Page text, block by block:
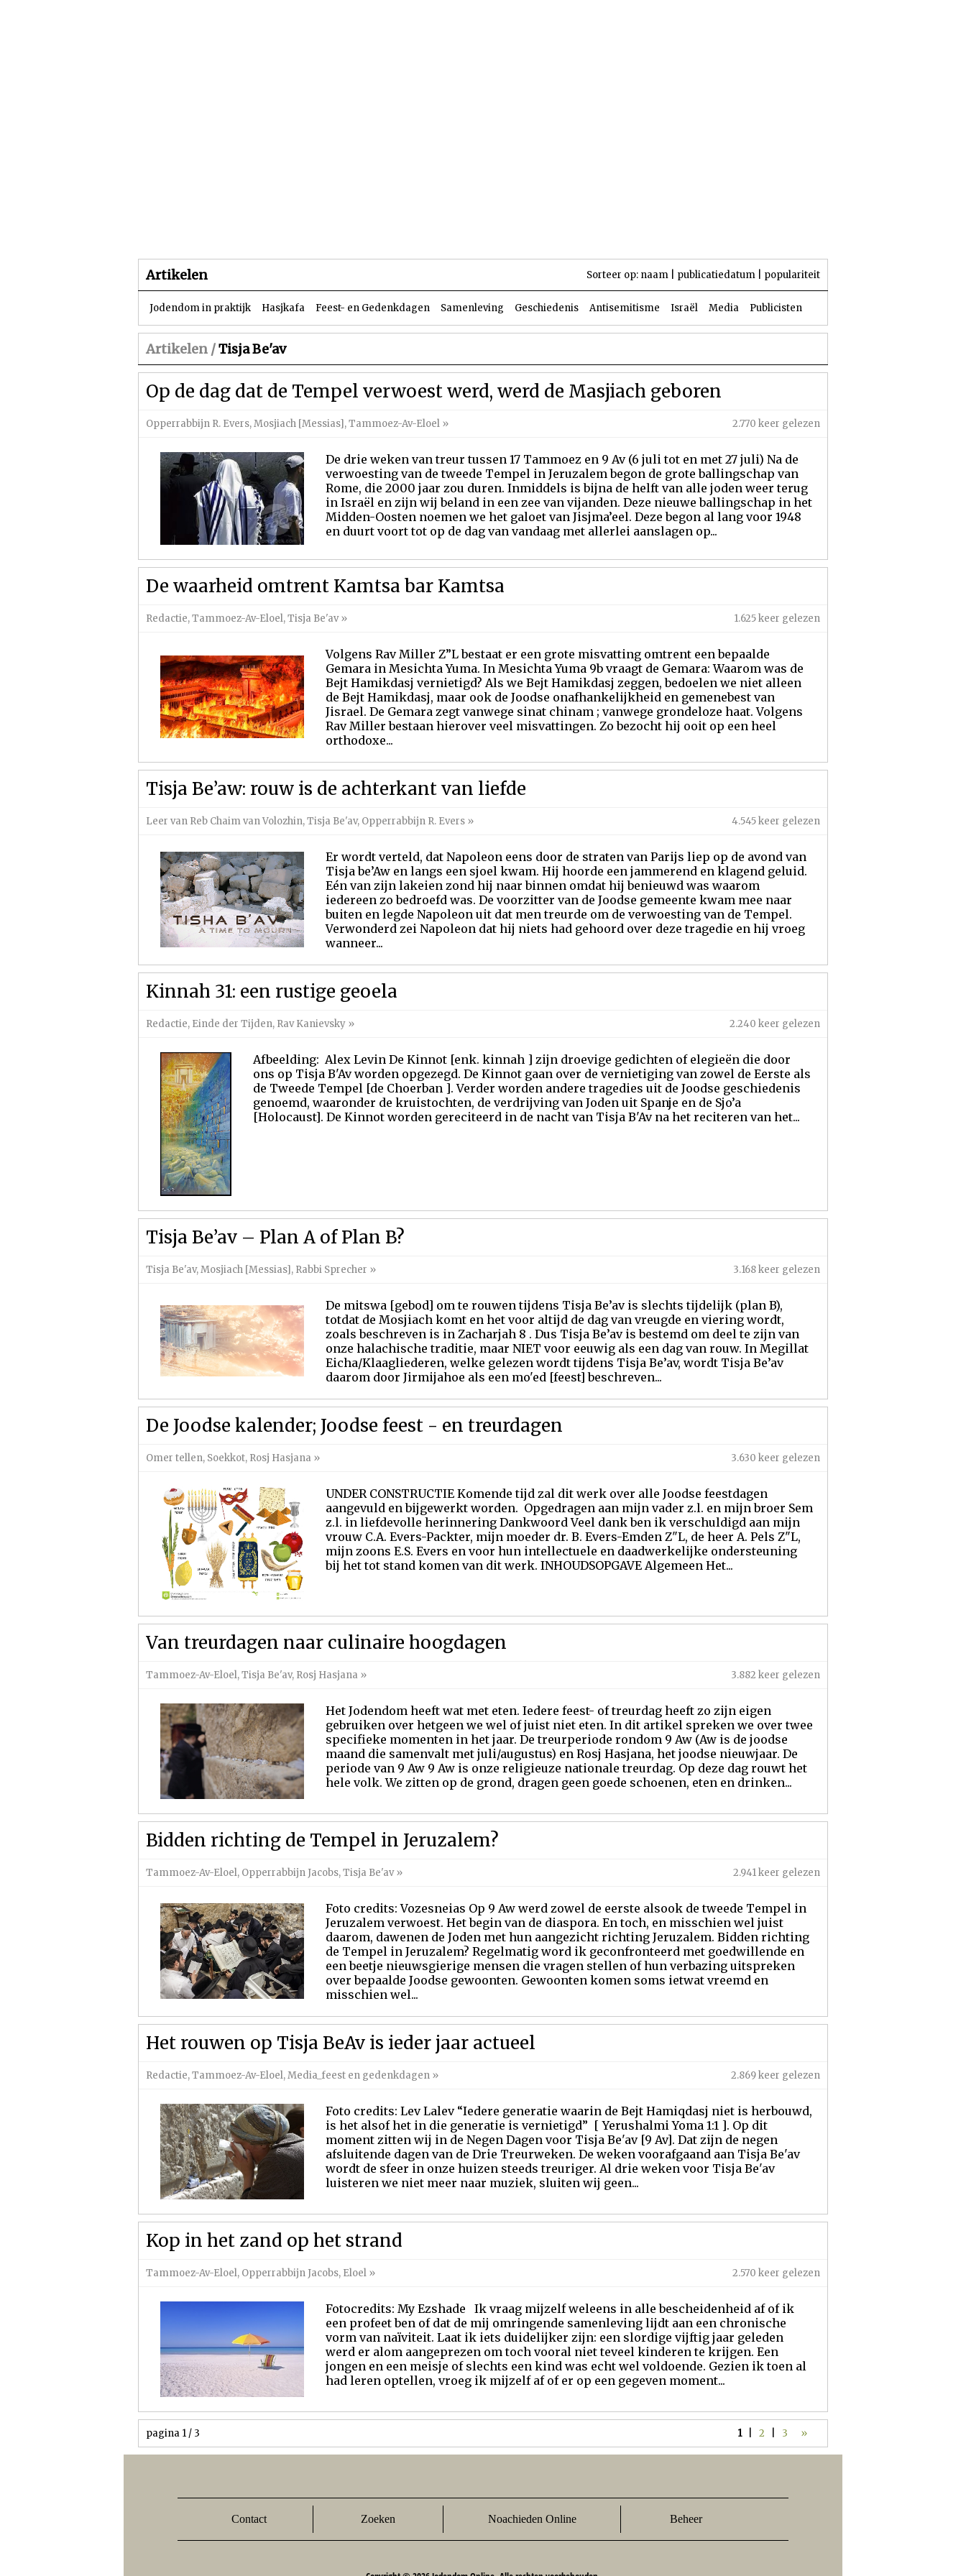
Artikelen Sorteer op: naam publicatiedatum populariteit
Jodendom in praktijk Hasjkafa Feest- en Gedenkdagen Samenleving Geschiedenis Antisemitisme Israël Media Publicisten
Artikelen /Tisja Be'av
Op de dag dat de Tempel verwoest werd, werd de Masjiach geboren
Opperrabbijn R. Evers,Mosjiach [Messias],Tammoez-Av-Eloel » 2.770 keer gelezen
De drie weken van treur tussen 17 Tammoez en 9 Av (6 juli tot en met 27 juli) Na de
verwoesting van de tweede Tempel in Jeruzalem begon de grote ballingschap van
Rome, die 2000 jaar zou duren. Inmiddels is bijna de helft van alle joden weer terug
in Israël en zijn wij beland in een zee van vijanden. Deze nieuwe ballingschap in het
Midden-Oosten noemen we het galoet van Jisjma’eel. Deze begon al lang voor 1948
en duurt voort tot op de dag van vandaag met allerlei aanslagen op...
De waarheid omtrent Kamtsa bar Kamtsa
Redactie,Tammoez-Av-Eloel,Tisja Be'av» 1.625 keer gelezen
Volgens Rav Miller Z”L bestaat er een grote misvatting omtrent een bepaalde
Gemara in Mesichta Yuma. In Mesichta Yuma 9b vraagt ​​de Gemara: Waarom was de
Bejt Hamikdasj vernietigd? Als we Bejt Hamikdasj zeggen, bedoelen we niet alleen
de Bejt Hamikdasj, maar ook de Joodse onafhankelijkheid en gemenebest van
Jisrael. De Gemara zegt vanwege sinat chinam ; vanwege grondeloze haat. Volgens
Rav Miller bestaan hierover veel misvattingen. Zo bezocht hij ooit op een heel
orthodoxe...
Tisja Be’aw: rouw is de achterkant van liefde
Leer van Reb Chaim van Volozhin,Tisja Be'av, Opperrabbijn R. Evers » 4.545 keer gelezen
Er wordt verteld, dat Napoleon eens door de straten van Parijs liep op de avond van
Tisja be’Aw en langs een sjoel kwam. Hij hoorde een jammerend en klagend geluid.
Eén van zijn lakeien zond hij naar binnen omdat hij benieuwd was waarom
iedereen zo bedroefd was. De voorzitter van de Joodse gemeente kwam mee naar
buiten en legde Napoleon uit dat men treurde om de verwoesting van de Tempel.
Verwonderd zei Napoleon dat hij niets had gehoord over deze tragedie en hij vroeg
wanneer...
Kinnah 31: een rustige geoela
Redactie, Einde der Tijden, Rav Kanievsky » 2.240 keer gelezen
Afbeelding: Alex Levin De Kinnot [enk. kinnah ] zijn droevige gedichten of elegieën die door
ons op Tisja B'Av worden opgezegd. De Kinnot gaan over de vernietiging van zowel de Eerste als
de Tweede Tempel [de Choerban ]. Verder worden andere tragedies uit de Joodse geschiedenis
genoemd, waaronder de kruistochten, de verdrijving van Joden uit Spanje en de Sjo’a
[Holocaust]. De Kinnot worden gereciteerd in de nacht van Tisja B'Av na het reciteren van het...
Tisja Be’av – Plan A of Plan B?
Tisja Be'av,Mosjiach [Messias], Rabbi Sprecher » 3.168 keer gelezen
De mitswa [gebod] om te rouwen tijdens Tisja Be’av is slechts tijdelijk (plan B),
totdat de Mosjiach komt en het voor altijd de dag van vreugde en viering wordt,
zoals beschreven is in Zacharjah 8 . Dus Tisja Be’av is bestemd om deel te zijn van
onze halachische traditie, maar NIET voor eeuwig als een dag van rouw. In Megillat
Eicha/Klaagliederen, welke gelezen wordt tijdens Tisja Be’av, wordt Tisja Be’av
daarom door Jirmijahoe als een mo'ed [feest] beschreven...
De Joodse kalender; Joodse feest - en treurdagen
Omer tellen, Soekkot, Rosj Hasjana » 3.630 keer gelezen
UNDER CONSTRUCTIE Komende tijd zal dit werk over alle Joodse feestdagen
aangevuld en bijgewerkt worden. Opgedragen aan mijn vader z.l. en mijn broer Sem
z.l. in liefdevolle herinnering Dankwoord Veel dank ben ik verschuldigd aan mijn
vrouw C.A. Evers-Packter, mijn moeder dr. B. Evers-Emden Z"L, de heer A. Pels Z"L,
mijn zoons E.S. Evers en voor hun intellectuele en daadwerkelijke ondersteuning
bij het tot stand komen van dit werk. INHOUDSOPGAVE Algemeen Het...
Van treurdagen naar culinaire hoogdagen
Tammoez-Av-Eloel,Tisja Be'av, Rosj Hasjana » 3.882 keer gelezen
Het Jodendom heeft wat met eten. Iedere feest- of treurdag heeft zo zijn eigen
gebruiken over hetgeen we wel of juist niet eten. In dit artikel spreken we over twee
specifieke momenten in het jaar. De treurperiode rondom 9 Aw (Aw is de joodse
maand die samenvalt met juli/augustus) en Rosj Hasjana, het joodse nieuwjaar. De
periode van 9 Aw 9 Aw is onze religieuze nationale treurdag. Op deze dag rouwt het
hele volk. We zitten op de grond, dragen geen goede schoenen, eten en drinken...
Bidden richting de Tempel in Jeruzalem?
Tammoez-Av-Eloel, Opperrabbijn Jacobs,Tisja Be'av» 2.941 keer gelezen
Foto credits: Vozesneias Op 9 Aw werd zowel de eerste alsook de tweede Tempel in
Jeruzalem verwoest. Het begin van de diaspora. En toch, en misschien wel juist
daarom, dawenen de Joden met hun aangezicht richting Jeruzalem. Bidden richting
de Tempel in Jeruzalem? Regelmatig word ik geconfronteerd met goedwillende en
een beetje nieuwsgierige mensen die vragen stellen of hun verbazing uitspreken
over bepaalde Joodse gewoonten. Gewoonten komen soms ietwat vreemd en
misschien wel...
Het rouwen op Tisja BeAv is ieder jaar actueel
Redactie,Tammoez-Av-Eloel,Media_feest en gedenkdagen » 2.869 keer gelezen
Foto credits: Lev Lalev “Iedere generatie waarin de Bejt Hamiqdasj niet is herbouwd,
is het alsof het in die generatie is vernietigd” [ Yerushalmi Yoma 1:1 ]. Op dit
moment zitten wij in de Negen Dagen voor Tisja Be'av [9 Av]. Dat zijn de negen
afsluitende dagen van de Drie Treurweken. De weken voorafgaand aan Tisja Be'av
wordt de sfeer in onze huizen steeds treuriger. Al drie weken voor Tisja Be'av
luisteren we niet meer naar muziek, sluiten wij geen...
Kop in het zand op het strand
Tammoez-Av-Eloel, Opperrabbijn Jacobs, Eloel » 2.570 keer gelezen
Fotocredits: My Ezshade Ik vraag mijzelf weleens in alle bescheidenheid af of ik
een profeet ben of dat de mij omringende samenleving lijdt aan een chronische
vorm van naïviteit. Laat ik iets duidelijker zijn: een slordige vijftig jaar geleden
werd er alom aangeprezen om toch vooral niet teveel kinderen te krijgen. Een
jongen en een meisje of slechts een kind was echt wel voldoende. Gezien ik toen al
had leren optellen, vroeg ik mijzelf af of er op een gegeven moment...
pagina 1 / 3 1| 2 3 »
Contact Zoeken Noachieden Online Beheer